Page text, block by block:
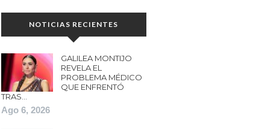
NOTICIAS RECIENTES
GALILEA MONTIJO
REVELA EL
PROBLEMA MÉDICO
QUE ENFRENTÓ
TRAS…
Ago 6, 2026